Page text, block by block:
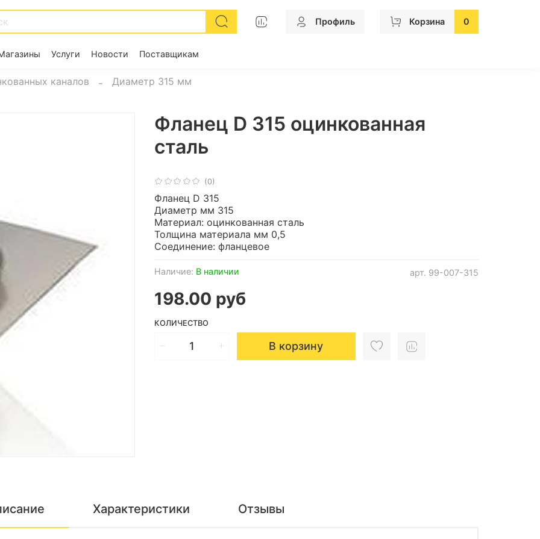
Профиль Корзина 0
Услуги Новости Поставщикам
каналов Диаметр 315 мм
(0)
арт. 99-007-315
Наличие: В наличии
Фланец D 315 оцинкованная
сталь
198.00 руб
КОЛИЧЕСТВО
В корзину
Фланец D 315
Диаметр мм 315
Материал: оцинкованная сталь
Толщина материала мм 0,5
Соединение: фланцевое
Характеристики Отзывы